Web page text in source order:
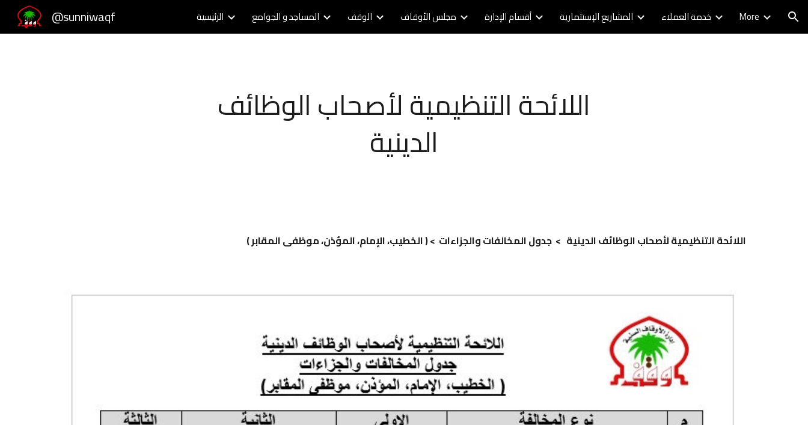
Skip to main content Skip to navigation
@sunniwaqf الرئيسية المساجد و الجوامع الوقف مجلس الأوقاف أقسام الإدارة المشاريع الإستثمارية خدمة العملاء More
اللائحة التنظيمية لأصحاب الوظائف
الدينية
اللائحة التنظيمية لأصحاب الوظائف الدينية > جدول المخالفات والجزاءات > ( الخطيب، الإمام، المؤذن، موظفى المقابر )